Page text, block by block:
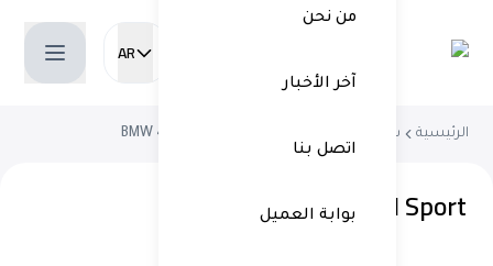
AR
Current language:
من نحن
آخر الأخبار
اتصل بنا
بوابة العميل
الرئيسية شراء سيارة مستعملة BMW 4-Series 2022
BMW 430i M Sport